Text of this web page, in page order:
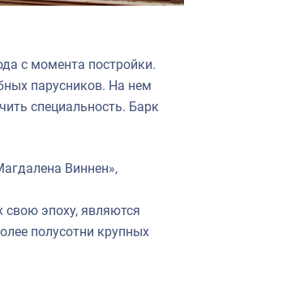
с момента постройки.
парусников. На нем
специальность. Барк
Виннен»,
эпоху, являются
полусотни крупных